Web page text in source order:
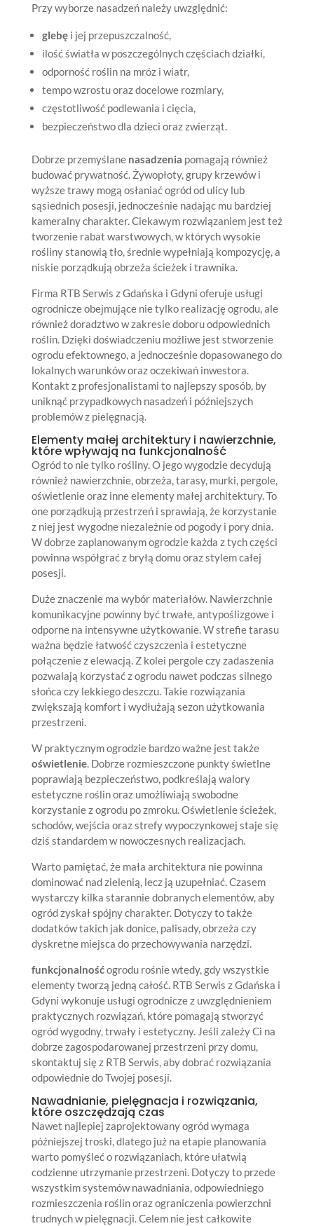
Przy wyborze nasadzeń należy uwzględnić:
glebęi jej przepuszczalność,
ilość światła w poszczególnych częściach działki,
odporność roślin na mróz i wiatr,
tempo wzrostu oraz docelowe rozmiary,
częstotliwość podlewania i cięcia,
bezpieczeństwo dla dzieci oraz zwierząt.
Dobrze przemyślane nasadzenia pomagają również
budować prywatność. Żywopłoty, grupy krzewów i
wyższe trawy mogą osłaniać ogród od ulicy lub
sąsiednich posesji, jednocześnie nadając mu bardziej
kameralny charakter. Ciekawym rozwiązaniem jest też
tworzenie rabat warstwowych, w których wysokie
rośliny stanowią tło, średnie wypełniają kompozycję, a
niskie porządkują obrzeża ścieżek i trawnika.
Firma RTB Serwis z Gdańska i Gdyni oferuje usługi
ogrodnicze obejmujące nie tylko realizację ogrodu, ale
również doradztwo w zakresie doboru odpowiednich
roślin. Dzięki doświadczeniu możliwe jest stworzenie
ogrodu efektownego, a jednocześnie dopasowanego do
lokalnych warunków oraz oczekiwań inwestora.
Kontakt z profesjonalistami to najlepszy sposób, by
uniknąć przypadkowych nasadzeń i późniejszych
problemów z pielęgnacją.
Elementy małej architektury i nawierzchnie,
które wpływają na funkcjonalność
Ogród to nie tylko rośliny. O jego wygodzie decydują
również nawierzchnie, obrzeża, tarasy, murki, pergole,
oświetlenie oraz inne elementy małej architektury. To
one porządkują przestrzeń i sprawiają, że korzystanie
z niej jest wygodne niezależnie od pogody i pory dnia.
W dobrze zaplanowanym ogrodzie każda z tych części
powinna współgrać z bryłą domu oraz stylem całej
posesji.
Duże znaczenie ma wybór materiałów. Nawierzchnie
komunikacyjne powinny być trwałe, antypoślizgowe i
odporne na intensywne użytkowanie. W strefie tarasu
ważna będzie łatwość czyszczenia i estetyczne
połączenie z elewacją. Z kolei pergole czy zadaszenia
pozwalają korzystać z ogrodu nawet podczas silnego
słońca czy lekkiego deszczu. Takie rozwiązania
zwiększają komfort i wydłużają sezon użytkowania
przestrzeni.
W praktycznym ogrodzie bardzo ważne jest także
oświetlenie. Dobrze rozmieszczone punkty świetlne
poprawiają bezpieczeństwo, podkreślają walory
estetyczne roślin oraz umożliwiają swobodne
korzystanie z ogrodu po zmroku. Oświetlenie ścieżek,
schodów, wejścia oraz strefy wypoczynkowej staje się
dziś standardem w nowoczesnych realizacjach.
Warto pamiętać, że mała architektura nie powinna
dominować nad zielenią, lecz ją uzupełniać. Czasem
wystarczy kilka starannie dobranych elementów, aby
ogród zyskał spójny charakter. Dotyczy to także
dodatków takich jak donice, palisady, obrzeża czy
dyskretne miejsca do przechowywania narzędzi.
funkcjonalnośćogrodu rośnie wtedy, gdy wszystkie
elementy tworzą jedną całość. RTB Serwis z Gdańska i
Gdyni wykonuje usługi ogrodnicze z uwzględnieniem
praktycznych rozwiązań, które pomagają stworzyć
ogród wygodny, trwały i estetyczny. Jeśli zależy Ci na
dobrze zagospodarowanej przestrzeni przy domu,
skontaktuj się z RTB Serwis, aby dobrać rozwiązania
odpowiednie do Twojej posesji.
Nawadnianie, pielęgnacja i rozwiązania,
które oszczędzają czas
Nawet najlepiej zaprojektowany ogród wymaga
późniejszej troski, dlatego już na etapie planowania
warto pomyśleć o rozwiązaniach, które ułatwią
codzienne utrzymanie przestrzeni. Dotyczy to przede
wszystkim systemów nawadniania, odpowiedniego
rozmieszczenia roślin oraz ograniczenia powierzchni
trudnych w pielęgnacji. Celem nie jest całkowite